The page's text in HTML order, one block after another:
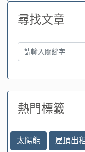
尋找文章
熱門標籤
太陽能 屋頂出租